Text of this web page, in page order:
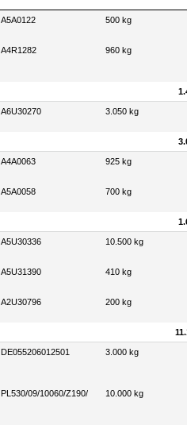
A5A0122 500 kg
A4R1282 960 kg
A6U30270 3.050 kg
A4A0063 925 kg
A5A0058 700 kg
A5U30336 10.500 kg
A5U31390 410 kg
A2U30796 200 kg
DE055206012501 3.000 kg
PL530/09/10060/Z190/ 10.000 kg